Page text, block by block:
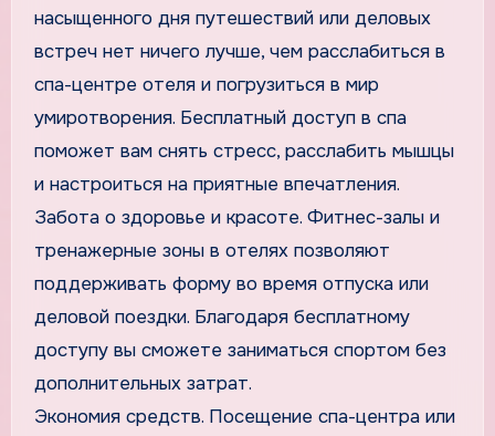
насыщенного дня путешествий или деловых
встреч нет ничего лучше, чем расслабиться в
спа-центре отеля и погрузиться в мир
умиротворения. Бесплатный доступ в спа
поможет вам снять стресс, расслабить мышцы
и настроиться на приятные впечатления.
Забота о здоровье и красоте. Фитнес-залы и
тренажерные зоны в отелях позволяют
поддерживать форму во время отпуска или
деловой поездки. Благодаря бесплатному
доступу вы сможете заниматься спортом без
дополнительных затрат.
Экономия средств. Посещение спа-центра или